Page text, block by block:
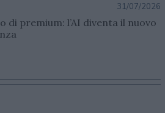
31/07/2026
di premium: l’AI diventa il nuovo